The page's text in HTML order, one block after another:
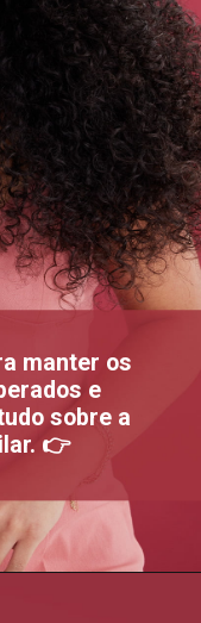
manter os
e
sobre a
👉